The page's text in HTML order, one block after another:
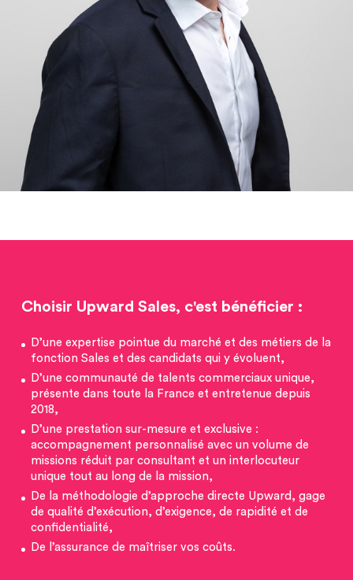
Choisir Upward Sales, c'est bénéficier :
D’une expertise pointue du marché et des métiers de la
fonction Sales et des candidats qui y évoluent,
D’une communauté de talents commerciaux unique,
présente dans toute la France et entretenue depuis
2018,
D’une prestation sur-mesure et exclusive :
accompagnement personnalisé avec un volume de
missions réduit par consultant et un interlocuteur
unique tout au long de la mission,
De la méthodologie d’approche directe Upward, gage
de qualité d’exécution, d’exigence, de rapidité et de
confidentialité,
De l’assurance de maîtriser vos coûts.